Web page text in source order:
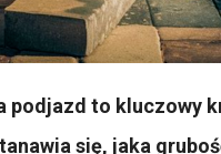
to kluczowy
się, jaka